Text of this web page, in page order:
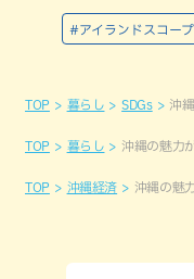
#アイランドスコープ
TOP 暮らし SDGs 沖
TOP 暮らし 沖縄の魅力
TOP 沖縄経済 沖縄の魅